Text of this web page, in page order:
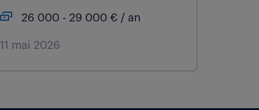
26 000 - 29 000 € / an
11 mai 2026